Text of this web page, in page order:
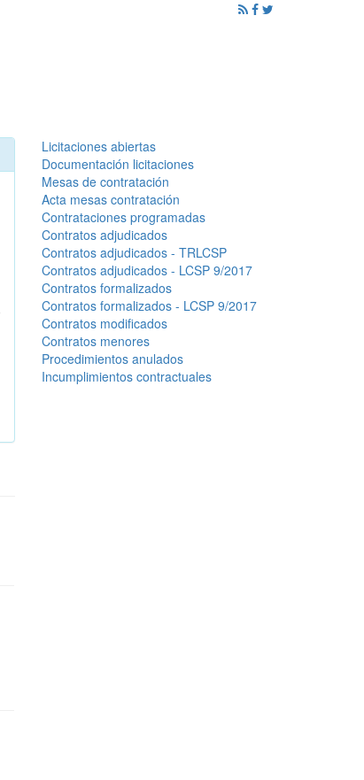
Licitaciones abiertas
Documentación licitaciones
Mesas de contratación
Acta mesas contratación
Contrataciones programadas
Contratos adjudicados
Contratos adjudicados - TRLCSP
Contratos adjudicados - LCSP 9/2017
Contratos formalizados
Contratos formalizados - LCSP 9/2017
Contratos modificados
Contratos menores
Procedimientos anulados
Incumplimientos contractuales